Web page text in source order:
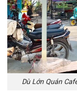
Dù Lớn Quán